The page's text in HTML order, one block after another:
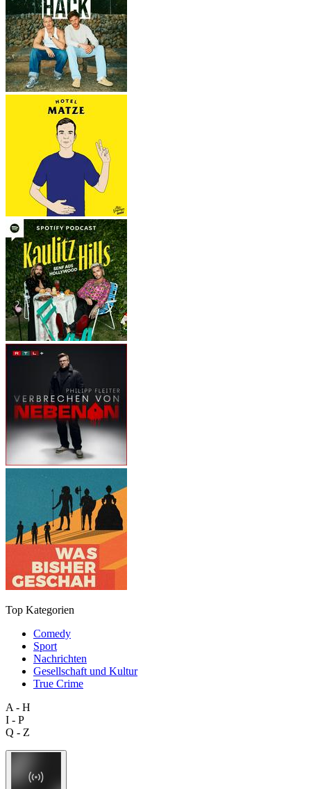
Top Kategorien
Comedy
Sport
Nachrichten
Gesellschaft und Kultur
True Crime
A - H
I - P
Q - Z